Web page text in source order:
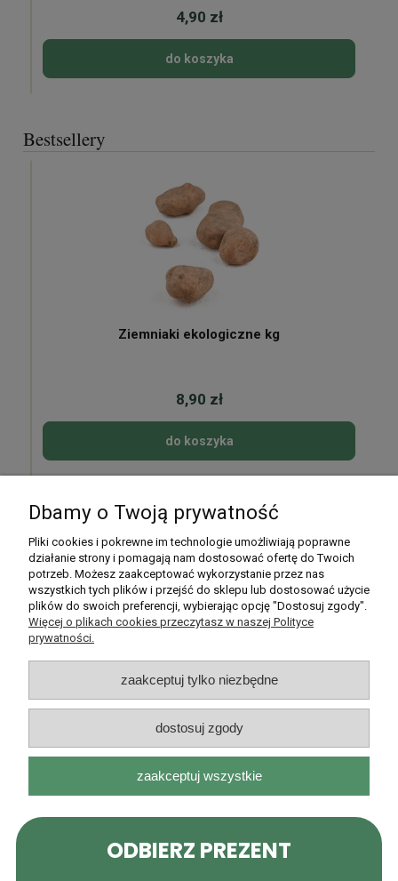
4,90 zł
do koszyka
Bestsellery
Ziemniaki ekologiczne kg
8,90 zł
do koszyka
Moje konto
Płatności i dostawa
Informacje
O nas
Rarytasy Dolnośląskie | ul. Olszewskiego 99, 51-638 Wrocław |
kontakt@rarytasydolnoslaskie.pl|537 71 71 71| NIP: 8982036706 |
pokaż pełną wersję strony
Dbamy o Twoją prywatność
Pliki cookies i pokrewne im technologie umożliwiają poprawne
działanie strony i pomagają nam dostosować ofertę do Twoich
potrzeb. Możesz zaakceptować wykorzystanie przez nas
wszystkich tych plików i przejść do sklepu lub dostosować użycie
plików do swoich preferencji, wybierając opcję "Dostosuj zgody".
Więcej o plikach cookies przeczytasz w naszej Polityce
prywatności.
zaakceptuj tylko niezbędne
dostosuj zgody
zaakceptuj wszystkie